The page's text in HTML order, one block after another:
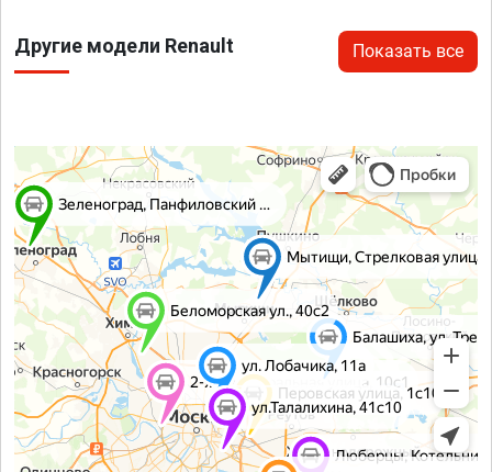
Другие модели Renault Показать все